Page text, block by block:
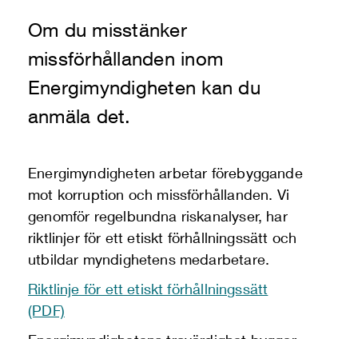
Om du misstänker
missförhållanden inom
Energimyndigheten kan du
anmäla det.
Energimyndigheten arbetar förebyggande
mot korruption och missförhållanden. Vi
genomför regelbundna riskanalyser, har
riktlinjer för ett etiskt förhållningssätt och
utbildar myndighetens medarbetare.
Riktlinje för ett etiskt förhållningssätt
(PDF)